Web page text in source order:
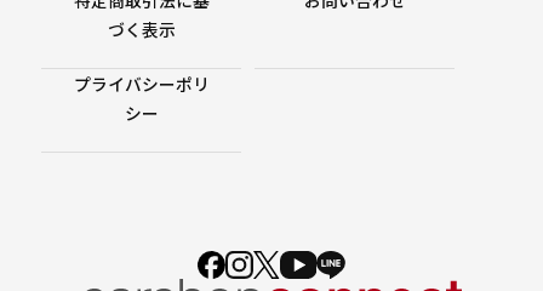
づく表示
プライバシーポリ
シー